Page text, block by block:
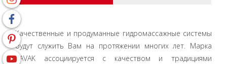
Качественные и продуманные гидромассажные системы
будут служить Вам на протяжении многих лет. Марка
RAVAK ассоциируется с качеством и традициями